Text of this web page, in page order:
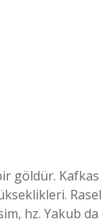
göldür. Kafkas
Rasel
hz. Yakub da